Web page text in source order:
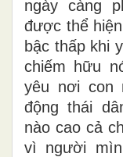
ngày càng
được thể
bậc thấp khi
chiếm hữu
yêu nơi con
động thái
nào cao cả
vì người